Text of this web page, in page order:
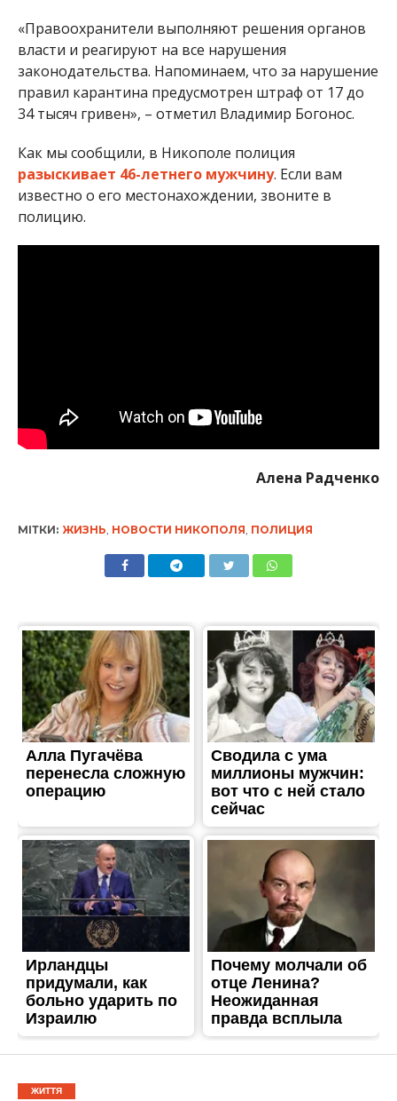
«Правоохранители выполняют решения органов
власти и реагируют на все нарушения
законодательства. Напоминаем, что за нарушение
правил карантина предусмотрен штраф от 17 до
34 тысяч гривен», – отметил Владимир Богонос.
Как мы сообщили, в Никополе полиция
разыскивает 46-летнего мужчину. Если вам
известно о его местонахождении, звоните в
полицию.
Алена Радченко
МІТКИ: ЖИЗНЬ НОВОСТИ НИКОПОЛЯ ПОЛИЦИЯ
ЖИТТЯ